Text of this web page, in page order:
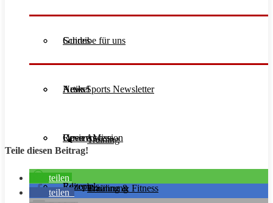
Schreibe für uns
Aesir Sports Newsletter
Unsere Mission
Guides
Training
Ernährung
Artikel
Training & Fitness
Reviews
Rezepte
News
Open Access
Editorials
Teile diesen Beitrag!
teilen
teilen